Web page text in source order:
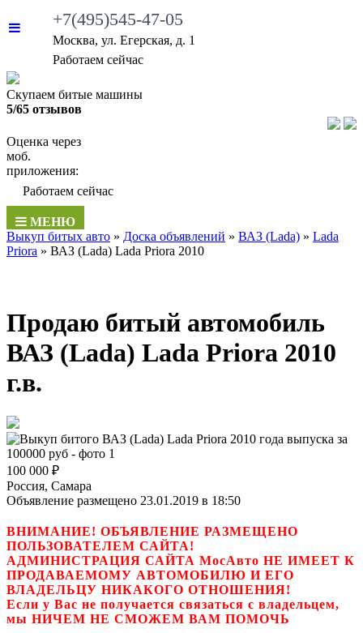
+7(495)545-47-05
Москва, ул. Егерская, д. 1
Работаем сейчас
Скупаем битые машины
5/65 отзывов
Оценка через
моб.
приложения:
Работаем сейчас
МЕНЮ
Выкуп битых авто » Доска объявлений » ВАЗ (Lada) » Lada
Priora » ВАЗ (Lada) Lada Priora 2010
Продаю битый автомобиль
ВАЗ (Lada) Lada Priora 2010
г.в.
100 000 ₽
Россия, Самара
Объявление размещено 23.01.2019 в 18:50
ВНИМАНИЕ! ОБЪЯВЛЕНИЕ РАЗМЕЩЕНО
ПОЛЬЗОВАТЕЛЕМ САЙТА!
АДМИНИСТРАЦИЯ САЙТА МосАвто НЕ ИМЕЕТ К
ПРОДАВАЕМОМУ АВТОМОБИЛЮ И ЕГО
ВЛАДЕЛЬЦУ НИКАКОГО ОТНОШЕНИЯ!
Если у Вас не получается связаться с владельцем,
мы НИЧЕМ НЕ СМОЖЕМ ВАМ ПОМОЧЬ